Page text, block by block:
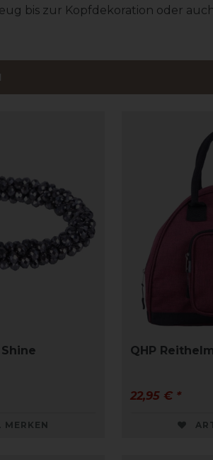
bis zur Kopfdekoration oder
MERKEN
QHP
22,95 € *